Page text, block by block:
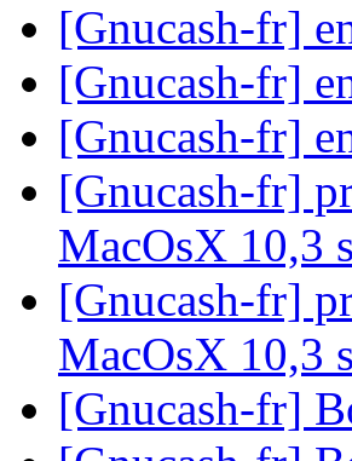
[Gnucash-fr]
[Gnucash-fr]
[Gnucash-fr]
[Gnucash-fr]
MacOsX 10,3
[Gnucash-fr]
MacOsX 10,3
[Gnucash-fr]